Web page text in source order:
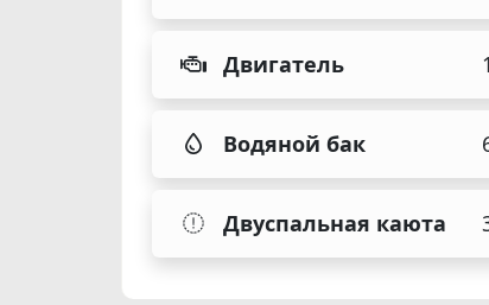
Двигатель
Водяной бак
Двуспальная каюта